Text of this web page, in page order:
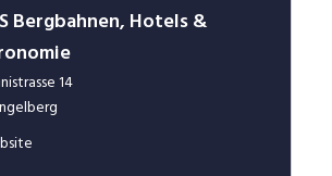
Bergbahnen, Hotels &
14